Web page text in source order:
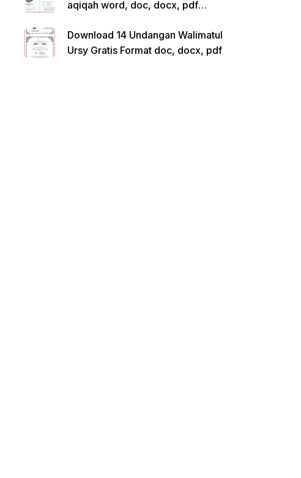
aqiqah word, doc, docx, pdf
Download 14 Undangan Walimatul
Ursy Gratis Format doc, docx, pdf